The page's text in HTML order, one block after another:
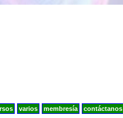
varios membresía contáctanos